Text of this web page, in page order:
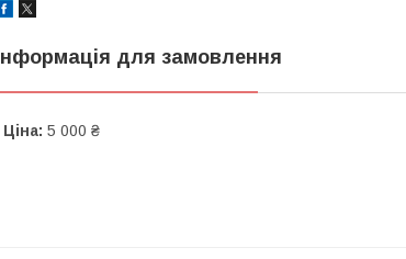
Інформація для замовлення
Ціна: 5 000 ₴